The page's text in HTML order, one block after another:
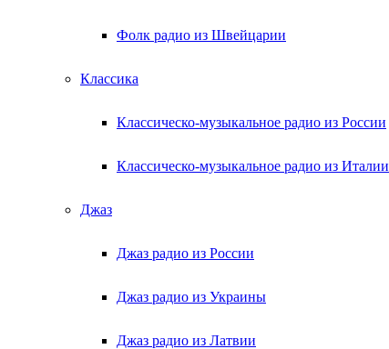
Фолк радио из Швейцарии
Классика
Классическо-музыкальное радио из России
Классическо-музыкальное радио из Италии
Джаз
Джаз радио из России
Джаз радио из Украины
Джаз радио из Латвии